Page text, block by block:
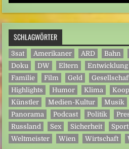
SCHLAGWÖRTER
3sat Amerikaner ARD Bahn
Doku
DW Eltern Entwicklung
Familie
Film Geld
Highlights
Humor Klima
Künstler
Medien-Kultur Musik
Panorama
Podcast Politik
Russland
Sex Sicherheit Sport
Weltmeister
Wien Wirtschaft